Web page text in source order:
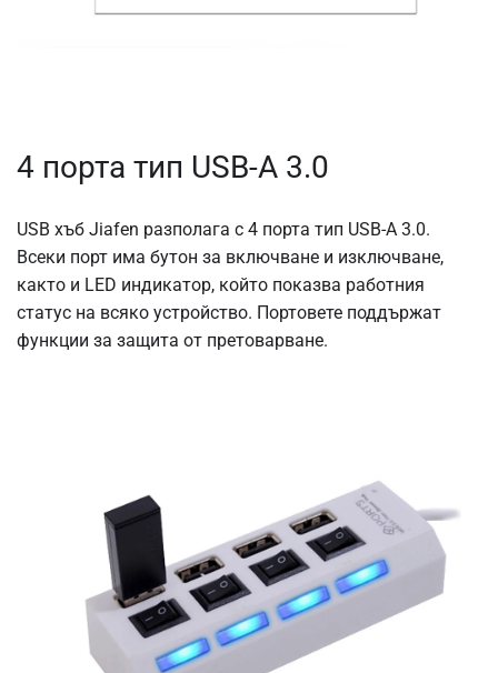
4 порта тип USB-A 3.0
USB хъб Jiafen разполага с 4 порта тип USB-A 3.0.
Всеки порт има бутон за включване и изключване,
както и LED индикатор, който показва работния
статус на всяко устройство. Портовете поддържат
функции за защита от претоварване.